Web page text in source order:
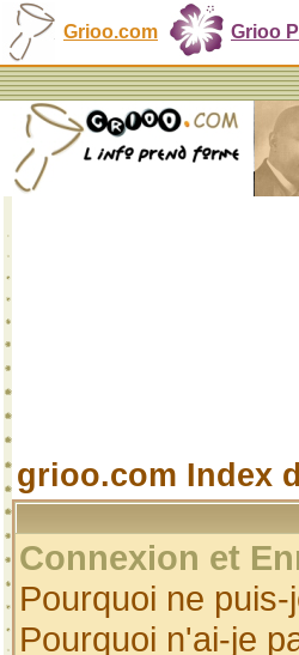
Grioo.com Grioo
grioo.com Index
Connexion et
Pourquoi ne
Pourquoi n'ai-je